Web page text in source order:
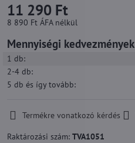
11 290 Ft
8 890 Ft ÁFA nélkül
Mennyiségi kedvezmények
1 db:
2-4 db:
5 db és így tovább:
Termékre vonatkozó kérdés
Raktározási szám: TVA1051